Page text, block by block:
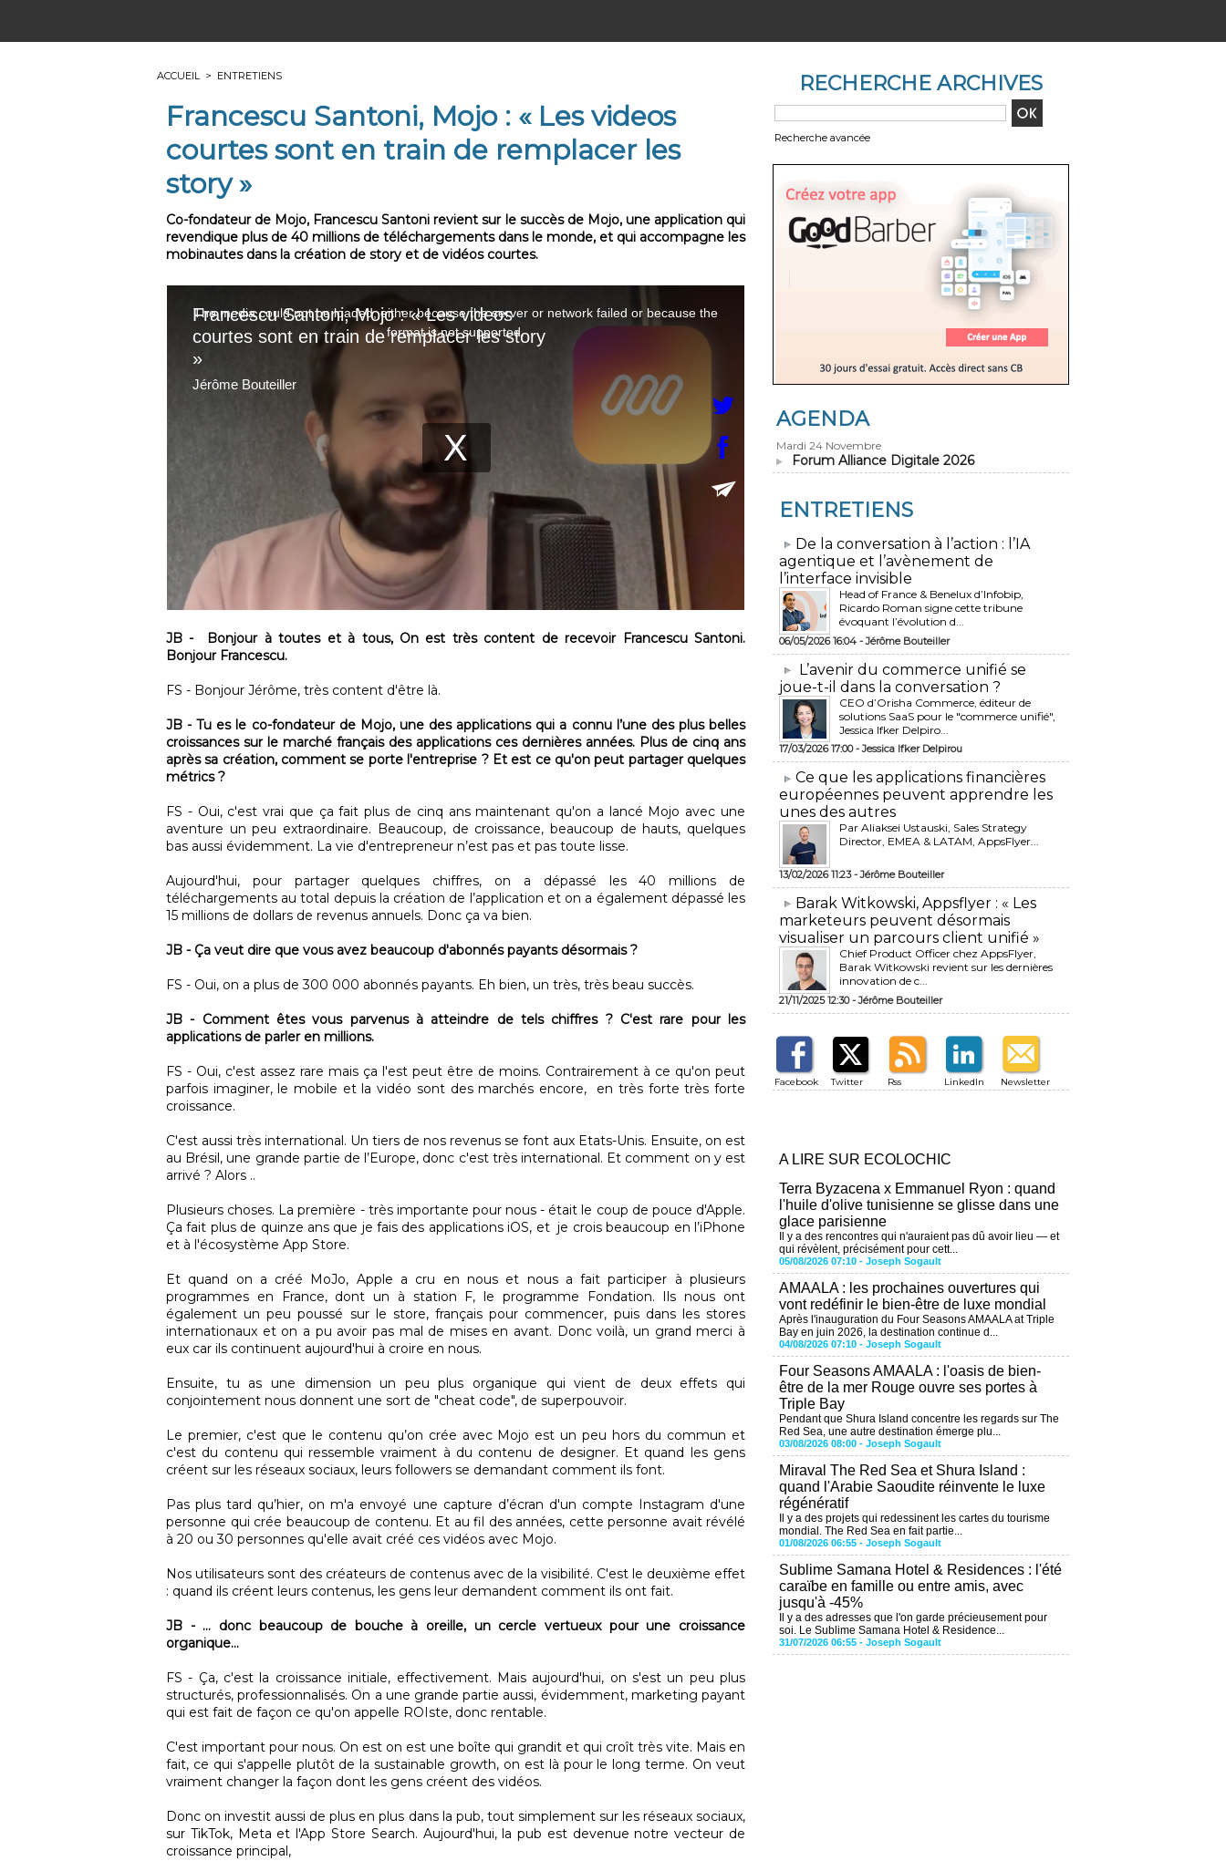
ACCUEIL > ENTRETIENS
Francescu Santoni, Mojo : « Les videos
courtes sont en train de remplacer les
story »
Co-fondateur de Mojo, Francescu Santoni revient sur le succès de Mojo, une application qui
revendique plus de 40 millions de téléchargements dans le monde, et qui accompagne les
mobinautes dans la création de story et de vidéos courtes.
JB - Bonjour à toutes et à tous, On est très content de recevoir Francescu Santoni.
Bonjour Francescu.
FS - Bonjour Jérôme, très content d'être là.
JB - Tu es le co-fondateur de Mojo, une des applications qui a connu l’une des plus belles
croissances sur le marché français des applications ces dernières années. Plus de cinq ans
après sa création, comment se porte l'entreprise ? Et est ce qu'on peut partager quelques
métrics ?
FS - Oui, c'est vrai que ça fait plus de cinq ans maintenant qu'on a lancé Mojo avec une
aventure un peu extraordinaire. Beaucoup, de croissance, beaucoup de hauts, quelques
bas aussi évidemment. La vie d'entrepreneur n’est pas et pas toute lisse.
Aujourd'hui, pour partager quelques chiffres, on a dépassé les 40 millions de
téléchargements au total depuis la création de l’application et on a également dépassé les
15 millions de dollars de revenus annuels. Donc ça va bien.
JB - Ça veut dire que vous avez beaucoup d'abonnés payants désormais ?
FS - Oui, on a plus de 300 000 abonnés payants. Eh bien, un très, très beau succès.
JB - Comment êtes vous parvenus à atteindre de tels chiffres ? C'est rare pour les
applications de parler en millions.
FS - Oui, c'est assez rare mais ça l'est peut être de moins. Contrairement à ce qu'on peut
parfois imaginer, le mobile et la vidéo sont des marchés encore, en très forte très forte
croissance.
C'est aussi très international. Un tiers de nos revenus se font aux Etats-Unis. Ensuite, on est
au Brésil, une grande partie de l’Europe, donc c'est très international. Et comment on y est
arrivé ? Alors ..
Plusieurs choses. La première - très importante pour nous - était le coup de pouce d'Apple.
Ça fait plus de quinze ans que je fais des applications iOS, et je crois beaucoup en l’iPhone
et à l'écosystème App Store.
Et quand on a créé MoJo, Apple a cru en nous et nous a fait participer à plusieurs
programmes en France, dont un à station F, le programme Fondation. Ils nous ont
également un peu poussé sur le store, français pour commencer, puis dans les stores
internationaux et on a pu avoir pas mal de mises en avant. Donc voilà, un grand merci à
eux car ils continuent aujourd'hui à croire en nous.
Ensuite, tu as une dimension un peu plus organique qui vient de deux effets qui
conjointement nous donnent une sort de "cheat code", de superpouvoir.
Le premier, c'est que le contenu qu’on crée avec Mojo est un peu hors du commun et
c'est du contenu qui ressemble vraiment à du contenu de designer. Et quand les gens
créent sur les réseaux sociaux, leurs followers se demandant comment ils font.
Pas plus tard qu’hier, on m'a envoyé une capture d’écran d'un compte Instagram d'une
personne qui crée beaucoup de contenu. Et au fil des années, cette personne avait révélé
à 20 ou 30 personnes qu'elle avait créé ces vidéos avec Mojo.
Nos utilisateurs sont des créateurs de contenus avec de la visibilité. C'est le deuxième effet
: quand ils créent leurs contenus, les gens leur demandent comment ils ont fait.
JB - ... donc beaucoup de bouche à oreille, un cercle vertueux pour une croissance
organique...
FS - Ça, c'est la croissance initiale, effectivement. Mais aujourd'hui, on s'est un peu plus
structurés, professionnalisés. On a une grande partie aussi, évidemment, marketing payant
qui est fait de façon ce qu'on appelle ROIste, donc rentable.
C'est important pour nous. On est on est une boîte qui grandit et qui croît très vite. Mais en
fait, ce qui s'appelle plutôt de la sustainable growth, on est là pour le long terme. On veut
vraiment changer la façon dont les gens créent des vidéos.
Donc on investit aussi de plus en plus dans la pub, tout simplement sur les réseaux sociaux,
sur TikTok, Meta et l'App Store Search. Aujourd'hui, la pub est devenue notre vecteur de
croissance principal,
RECHERCHE ARCHIVES
Recherche avancée
AGENDA
Mardi 24 Novembre
Forum Alliance Digitale 2026
ENTRETIENS
​De la conversation à l’action : l’IA
agentique et l’avènement de
l’interface invisible
Head of France & Benelux d’Infobip,
Ricardo Roman signe cette tribune
évoquant l’évolution d...
06/05/2026 16:04 -Jérôme Bouteiller
L’avenir du commerce unifié se
joue-t-il dans la conversation ?
CEO d’Orisha Commerce, éditeur de
solutions SaaS pour le "commerce unifié",
Jessica Ifker Delpiro...
17/03/2026 17:00 -Jessica Ifker Delpirou
​Ce que les applications financières
européennes peuvent apprendre les
unes des autres
Par Aliaksei Ustauski, Sales Strategy
Director, EMEA & LATAM, AppsFlyer...
13/02/2026 11:23 -Jérôme Bouteiller
​Barak Witkowski, Appsflyer : « Les
marketeurs peuvent désormais
visualiser un parcours client unifié »
Chief Product Officer chez AppsFlyer, ​
Barak Witkowski revient sur les dernières
innovation de c...
21/11/2025 12:30 -Jérôme Bouteiller
Facebook Twitter Rss LinkedIn Newsletter
A LIRE SUR ECOLOCHIC
Terra Byzacena x Emmanuel Ryon : quand
l'huile d'olive tunisienne se glisse dans une
glace parisienne
Il y a des rencontres qui n'auraient pas dû avoir lieu — et
qui révèlent, précisément pour cett...
05/08/2026 07:10 - Joseph Sogault
AMAALA : les prochaines ouvertures qui
vont redéfinir le bien-être de luxe mondial
Après l'inauguration du Four Seasons AMAALA at Triple
Bay en juin 2026, la destination continue d...
04/08/2026 07:10 - Joseph Sogault
Four Seasons AMAALA : l'oasis de bien-
être de la mer Rouge ouvre ses portes à
Triple Bay
Pendant que Shura Island concentre les regards sur The
Red Sea, une autre destination émerge plu...
03/08/2026 08:00 - Joseph Sogault
Miraval The Red Sea et Shura Island :
quand l'Arabie Saoudite réinvente le luxe
régénératif
Il y a des projets qui redessinent les cartes du tourisme
mondial. The Red Sea en fait partie...
01/08/2026 06:55 - Joseph Sogault
Sublime Samana Hotel & Residences : l'été
caraïbe en famille ou entre amis, avec
jusqu'à -45%
Il y a des adresses que l'on garde précieusement pour
soi. Le Sublime Samana Hotel & Residence...
31/07/2026 06:55 - Joseph Sogault